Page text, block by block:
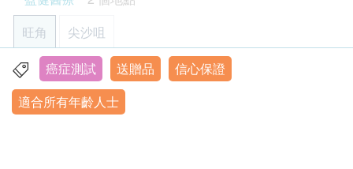
紅血球壓積量
紅血球平均容積
紅血球平均血紅素
紅血球平均血紅素濃度
單核白血球
嗜酸性白血球
HK$
腎臟超聲波
HK$1,260.0
膽固醇檢查組合
30分)
客戶必須於預約當天出示身份證及列印訂購確認信
以確認身份。
請注意: 由2025年6月9日起訂購之身體檢查計劃或
疫苗計劃，有效期延至6個月，客戶必須於6個月內
旺角
尖沙咀
旺角-健柏醫學造影中心：旺角彌敦道625及639號雅蘭中心
辦公樓一期7樓712室
癌症測試 送贈品
信心保證
適合所有年齡人士